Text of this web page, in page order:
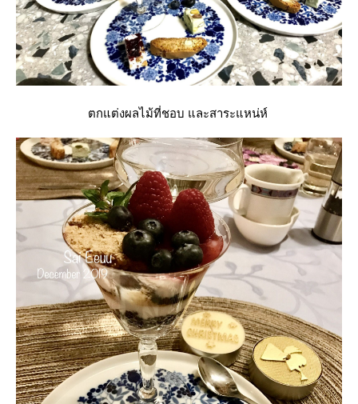
ตกแต่งผลไม้ที่ชอบ และสาระแหน่ห์